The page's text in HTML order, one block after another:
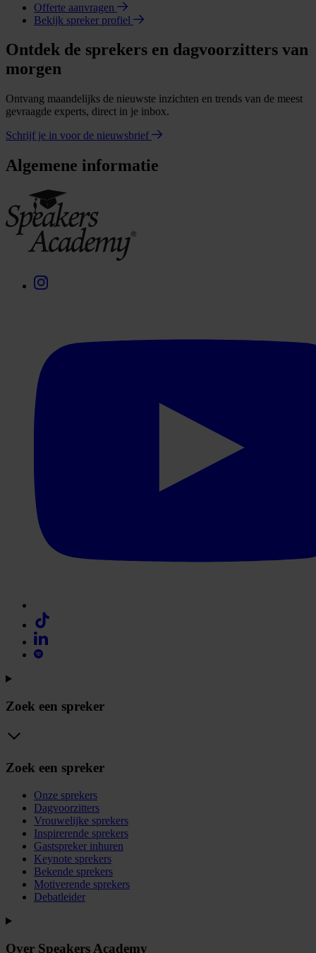
Offerte aanvragen
Bekijk spreker profiel
Ontdek de sprekers en dagvoorzitters van
morgen
Ontvang maandelijks de nieuwste inzichten en trends van de meest
gevraagde experts, direct in je inbox.
Schrijf je in voor de nieuwsbrief
Algemene informatie
Zoek een spreker
Zoek een spreker
Onze sprekers
Dagvoorzitters
Vrouwelijke sprekers
Inspirerende sprekers
Gastspreker inhuren
Keynote sprekers
Bekende sprekers
Motiverende sprekers
Debatleider
Over Speakers Academy